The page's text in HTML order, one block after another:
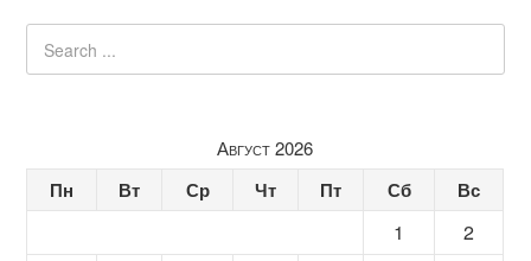
Август 2026
Пн Вт Ср Чт Пт Сб Вс
1
2